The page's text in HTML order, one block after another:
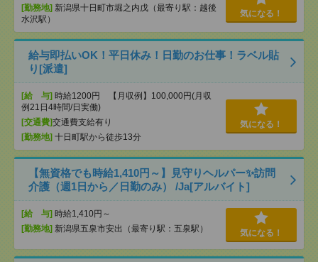
[勤務地] 新潟県十日町市堀之内戊（最寄り駅：越後
水沢駅）
気になる！
給与即払いOK！平日休み！日勤のお仕事！ラベル貼
り[派遣]
[給 与] 時給1200円 【月収例】100,000円(月収
例21日4時間/日実働)
[交通費]交通費支給有り
[勤務地] 十日町駅から徒歩13分
気になる！
【無資格でも時給1,410円～】見守りヘルパー✨訪問
介護（週1日から／日勤のみ） /Ja[アルバイト]
[給 与] 時給1,410円～
[勤務地] 新潟県五泉市安出（最寄り駅：五泉駅） 気になる！